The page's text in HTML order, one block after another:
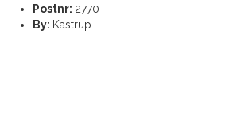
Postnr: 2770
By: Kastrup